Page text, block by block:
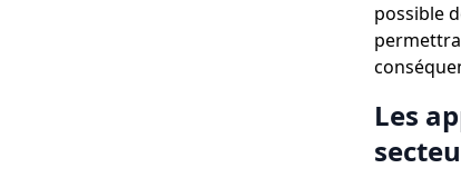
possible
Les